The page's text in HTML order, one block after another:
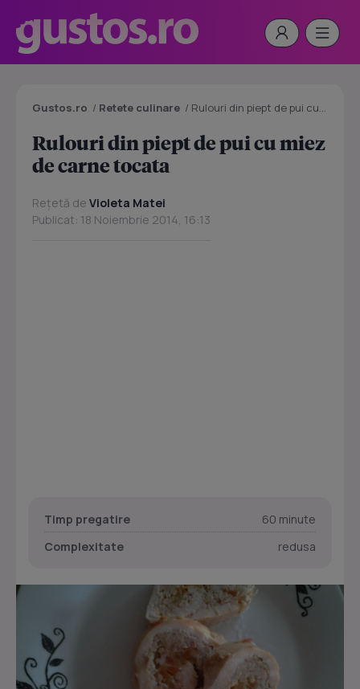
Gustos.ro / Retete culinare / Rulouri din piept de pui cu miez de carne tocata
Rulouri din piept de pui cu miez
de carne tocata
Rețetă de Violeta Matei
Publicat: 18 Noiembrie 2014, 16:13
Timp pregatire
60 minute
Complexitate
redusa